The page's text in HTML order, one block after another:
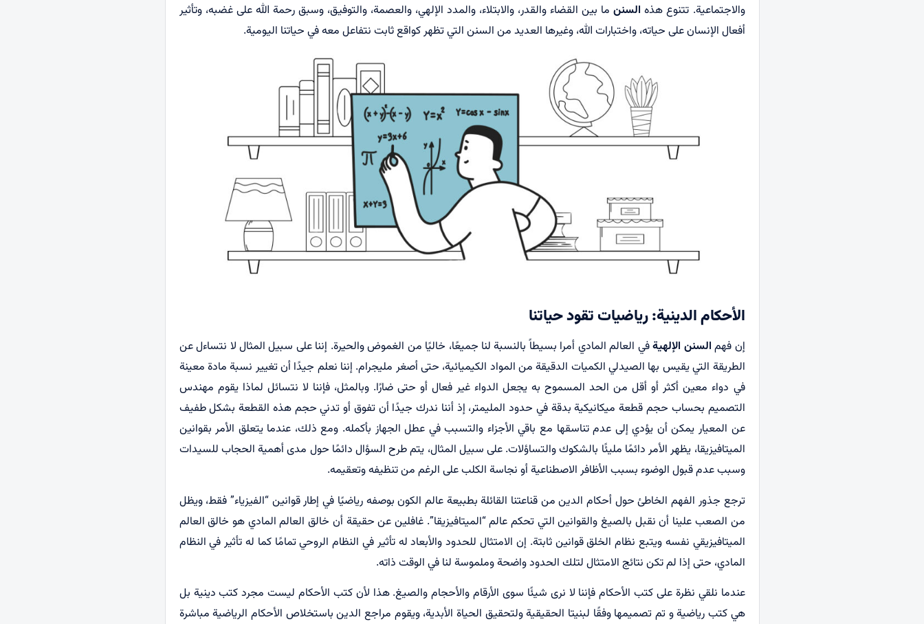
والاجتماعية. تتنوع هذهالسننما بين القضاء والقدر، والابتلاء، والمدد الإلهي، والعصمة، والتوفيق، وسبق رحمة الله على غضبه، وتأثير
أفعال الإنسان على حياته، واختبارات الله، وغيرها العديد من السنن التي تظهر كواقع ثابت نتفاعل معه في حياتنا اليومية.
الأحكام الدينية: رياضيات تقود حياتنا
إن فهم السنن الإلهيةفي العالم المادي أمرا بسيطاً بالنسبة لنا جميعًا، خاليًا من الغموض والحيرة. إننا على سبيل المثال لا نتساءل عن
الطريقة التي يقيس بها الصيدلي الكميات الدقيقة من المواد الكيميائية، حتى أصغر مليجرام. إننا نعلم جيدًا أن تغيير نسبة مادة معينة
في دواء معين أكثر أو أقل من الحد المسموح به يجعل الدواء غير فعال أو حتى ضارًا. وبالمثل، فإننا لا نتسائل لماذا يقوم مهندس
التصميم بحساب حجم قطعة ميكانيكية بدقة في حدود المليمتر، إذ أننا ندرك جيدًا أن تفوق أو تدني حجم هذه القطعة بشكل طفيف
عن المعيار يمكن أن يؤدي إلى عدم تناسقها مع باقي الأجزاء والتسبب في عطل الجهاز بأكمله. ومع ذلك، عندما يتعلق الأمر بقوانين
الميتافيزيقا، يظهر الأمر دائمًا مليئًا بالشكوك والتساؤلات. على سبيل المثال، يتم طرح السؤال دائمًا حول مدى أهمية الحجاب للسيدات
وسبب عدم قبول الوضوء بسبب الأظافر الاصطناعية أو نجاسة الكلب على الرغم من تنظيفه وتعقيمه.
ترجع جذور الفهم الخاطئ حول أحكام الدين من قناعتنا القائلة بطبيعة عالم الكون بوصفه رياضيًا في إطار قوانين “الفيزياء” فقط، ويظل
من الصعب علينا أن نقبل بالصيغ والقوانين التي تحكم عالم “الميتافيزيقا”. غافلين عن حقيقة أن خالق العالم المادي هو خالق العالم
الميتافيزيقي نفسه ويتبع نظام الخلق قوانين ثابتة. إن الامتثال للحدود والأبعاد له تأثير في النظام الروحي تمامًا كما له تأثير في النظام
المادي، حتى إذا لم تكن نتائج الامتثال لتلك الحدود واضحة وملموسة لنا في الوقت ذاته.
عندما نلقي نظرة على كتب الأحكام فإننا لا نرى شيئًا سوى الأرقام والأحجام والصيغ. هذا لأن كتب الأحكام ليست مجرد كتب دينية بل
هي كتب رياضية و تم تصميمها وفقًا لبنيتا الحقيقية ولتحقيق الحياة الأبدية، ويقوم مراجع الدين باستخلاص الأحكام الرياضية مباشرة